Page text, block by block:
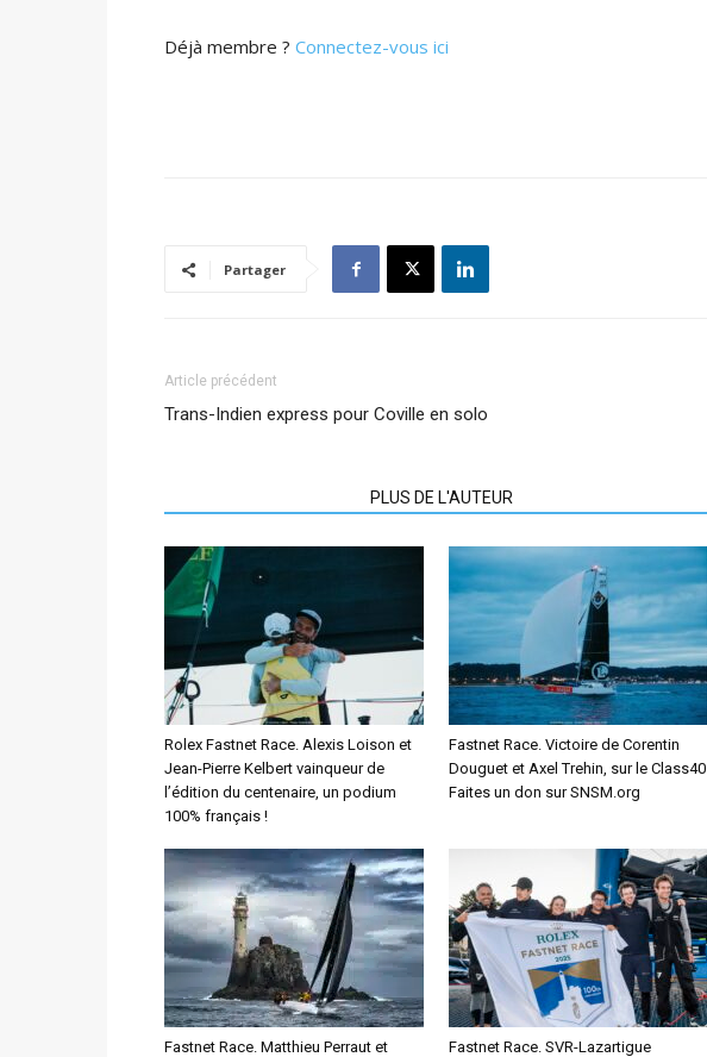
Déjà membre ? Connectez-vous ici
Partager
Article précédent
Trans-Indien express pour Coville en solo
PLUS DE L'AUTEUR
Rolex Fastnet Race. Alexis Loison et
Jean-Pierre Kelbert vainqueur de
l’édition du centenaire, un podium
100% français !
Fastnet Race. Victoire de Corentin
Douguet et Axel Trehin, sur le Class40
Faites un don sur SNSM.org
Fastnet Race. Matthieu Perraut et
Fastnet Race. SVR-Lazartigue